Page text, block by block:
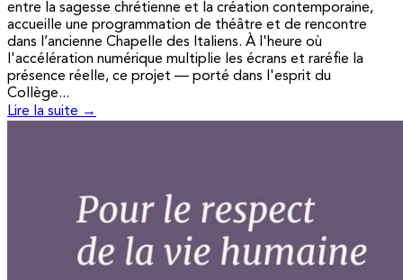
entre la sagesse chrétienne et la création contemporaine,
accueille une programmation de théâtre et de rencontre
dans l’ancienne Chapelle des Italiens. À l'heure où
l'accélération numérique multiplie les écrans et raréfie la
présence réelle, ce projet — porté dans l'esprit du
Collège...
Lire la suite →